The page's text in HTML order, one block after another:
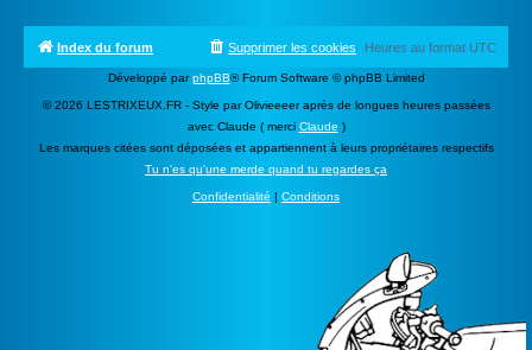
Index du forum Heures au format UTC
Supprimer les cookies
Développé parphpBB® Forum Software © phpBB Limited
© 2026 LESTRIXEUX.FR - Style par Olivieeeer après de longues heures passées
avec Claude ( merci Claude )
Les marques citées sont déposées et appartiennent à leurs propriétaires respectifs
Tu n'es qu'une merde quand tu regardes ça
Confidentialité Conditions